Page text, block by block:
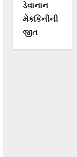
ડેવાનાન
મેકકિનીની
જીત